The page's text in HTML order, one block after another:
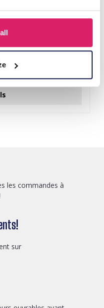
Capybara Baguet 9cm
les commandes à
sur